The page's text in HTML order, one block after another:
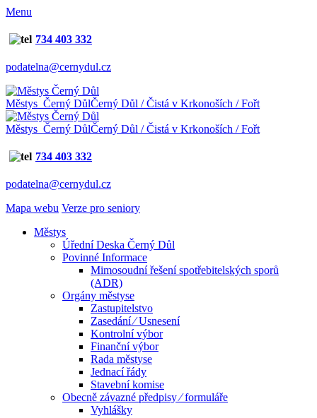
Menu
734 403 332
podatelna@cernydul.cz
Městys Černý DůlČerný Důl / Čistá v Krkonoších / Fořt
Městys Černý DůlČerný Důl / Čistá v Krkonoších / Fořt
734 403 332
podatelna@cernydul.cz
Mapa webu Verze pro seniory
Městys
Úřední Deska Černý Důl
Povinné Informace
Mimosoudní řešení spotřebitelských sporů
(ADR)
Orgány městyse
Zastupitelstvo
Zasedání ⁄ Usnesení
Kontrolní výbor
Finanční výbor
Rada městyse
Jednací řády
Stavební komise
Obecně závazné předpisy ⁄ formuláře
Vyhlášky